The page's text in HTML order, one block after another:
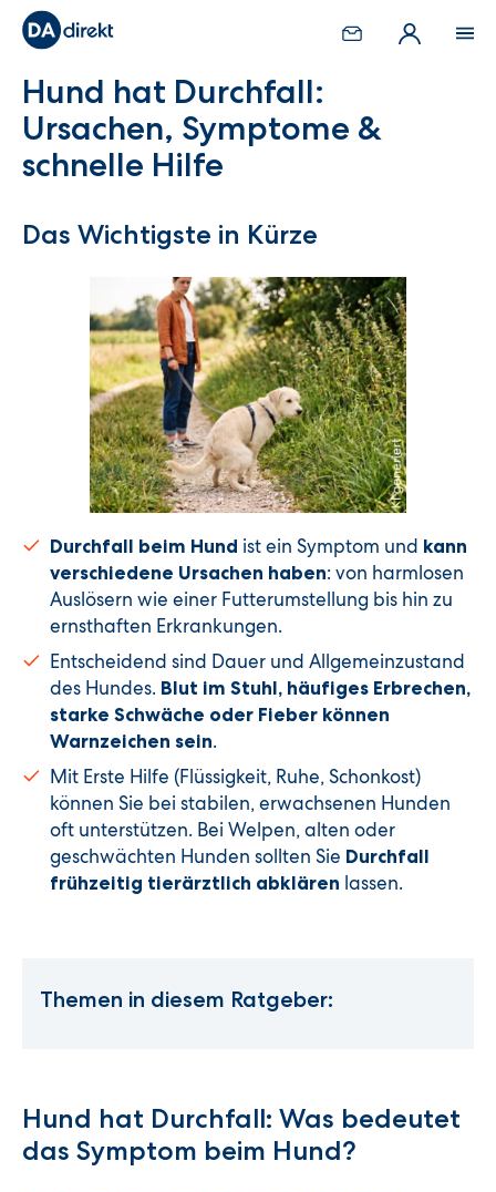
Hund hat Durchfall:
Ursachen, Symptome &
schnelle Hilfe
Das Wichtigste in Kürze
Durchfall beim Hund ist ein Symptom und kann
verschiedene Ursachen haben: von harmlosen
Auslösern wie einer Futterumstellung bis hin zu
ernsthaften Erkrankungen.
Entscheidend sind Dauer und Allgemeinzustand
des Hundes. Blut im Stuhl, häufiges Erbrechen,
starke Schwäche oder Fieber können
Warnzeichen sein.
Mit Erste Hilfe (Flüssigkeit, Ruhe, Schonkost)
können Sie bei stabilen, erwachsenen Hunden
oft unterstützen. Bei Welpen, alten oder
geschwächten Hunden sollten Sie Durchfall
frühzeitig tierärztlich abklären lassen.
Themen in diesem Ratgeber:
Hund hat Durchfall: Was bedeutet
das Symptom beim Hund?